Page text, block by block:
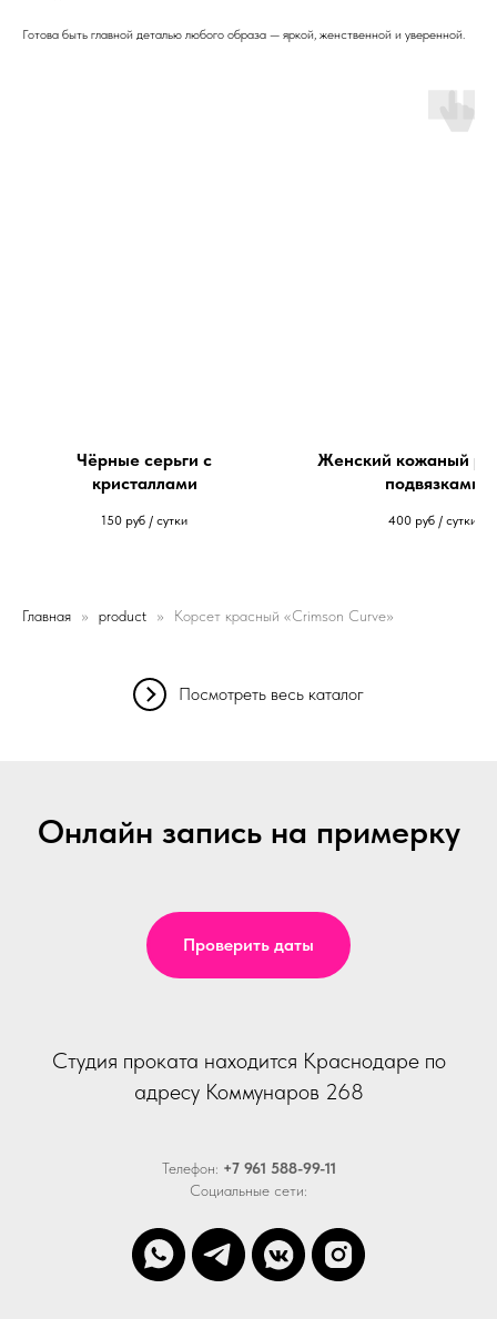
Готова быть главной деталью любого образа — яркой, женственной и уверенной.
Чёрные серьги с
кристаллами
150 руб / сутки
Женский кожаный
подвязками
400 руб / сутки
Главная product Корсет красный «Crimson Curve»
Посмотреть весь каталог
Онлайн запись на примерку
Проверить даты
Студия проката находится Краснодаре по
адресу Коммунаров 268
Телефон: +7 961 588-99-11
Социальные сети: